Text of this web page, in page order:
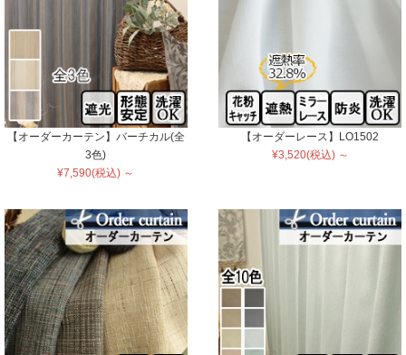
【オーダーカーテン】バーチカル(全
3色)
¥7,590(税込) ～
【オーダーレース】LO1502
¥3,520(税込) ～